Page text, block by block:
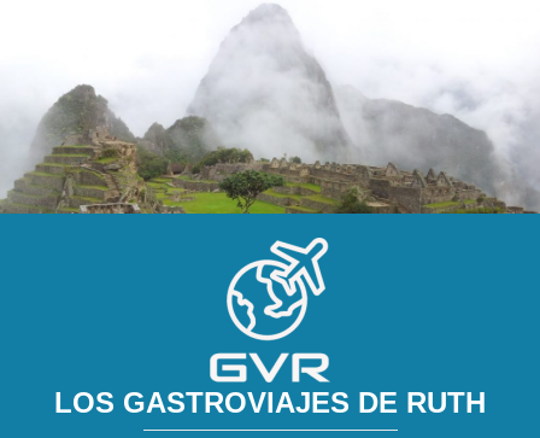
LOS GASTROVIAJES DE RUTH